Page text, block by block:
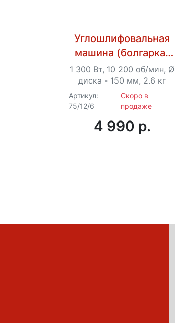
Углошлифовальная
машина (болгарка)
Ресанта
УШМ-150/1300
1 300 Вт, 10 200 об/мин, Ø
диска - 150 мм, 2.6 кг
Артикул:
75/12/6
Скоро в
продаже
4 990 p.